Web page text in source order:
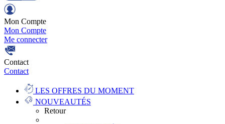
Mon Compte
Mon Compte
Me connecter
Contact
Contact
LES OFFRES DU MOMENT
NOUVEAUTÉS
Retour